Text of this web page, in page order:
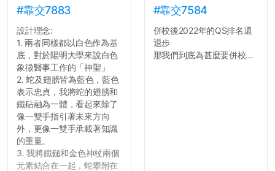
#靠交7883
設計理念:
1. 兩者同樣都以白色作為基
底，對於陽明大學來說白色
象徵醫事工作的「神聖」
2. 蛇及翅膀皆為藍色，藍色
表示忠貞，我將蛇的翅膀和
鐵砧融為一體，看起來除了
像一雙手指引著未來方向
外，更像一雙手承載著知識
的重量。
3. 我將鐵鎚和金色神杖兩個
元素結合在一起，蛇攀附在
#靠交7584
併校後2022年的QS排名還
退步
那我們到底為甚麼要併校...